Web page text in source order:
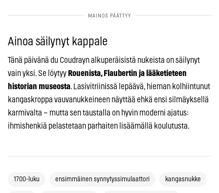
Ainoa säilynyt kappale
Tänä päivänä du Coudrayn alkuperäisistä nukeista on säilynyt
vain yksi. Se löytyy Rouenista, Flaubertin ja lääketieteen
historian museosta. Lasivitriinissä lepäävä, hieman kolhiintunut
kangaskroppa vauvanukkeineen näyttää ehkä ensi silmäyksellä
karmivalta – mutta sen taustalla on hyvin moderni ajatus:
ihmishenkiä pelastetaan parhaiten lisäämällä koulutusta.
1700-luku ensimmäinen synnytyssimulaattori kangasnukke